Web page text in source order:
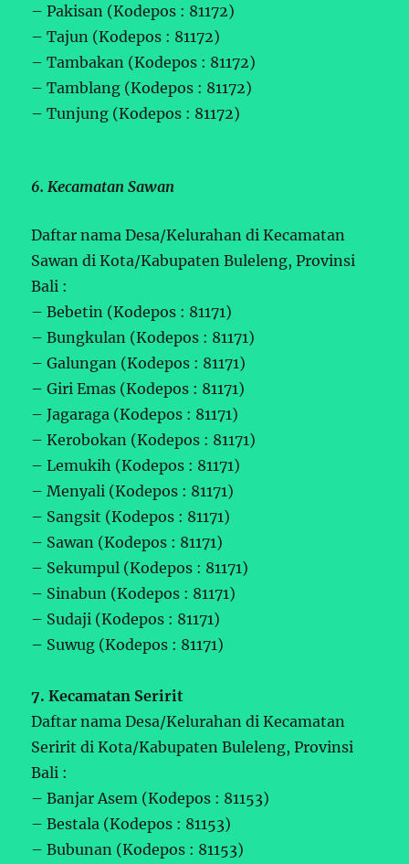
– Pakisan (Kodepos : 81172)
– Tajun (Kodepos : 81172)
– Tambakan (Kodepos : 81172)
– Tamblang (Kodepos : 81172)
– Tunjung (Kodepos : 81172)
6. Kecamatan Sawan
Daftar nama Desa/Kelurahan di Kecamatan
Sawan di Kota/Kabupaten Buleleng, Provinsi
Bali :
– Bebetin (Kodepos : 81171)
– Bungkulan (Kodepos : 81171)
– Galungan (Kodepos : 81171)
– Giri Emas (Kodepos : 81171)
– Jagaraga (Kodepos : 81171)
– Kerobokan (Kodepos : 81171)
– Lemukih (Kodepos : 81171)
– Menyali (Kodepos : 81171)
– Sangsit (Kodepos : 81171)
– Sawan (Kodepos : 81171)
– Sekumpul (Kodepos : 81171)
– Sinabun (Kodepos : 81171)
– Sudaji (Kodepos : 81171)
– Suwug (Kodepos : 81171)
7. Kecamatan Seririt
Daftar nama Desa/Kelurahan di Kecamatan
Seririt di Kota/Kabupaten Buleleng, Provinsi
Bali :
– Banjar Asem (Kodepos : 81153)
– Bestala (Kodepos : 81153)
– Bubunan (Kodepos : 81153)